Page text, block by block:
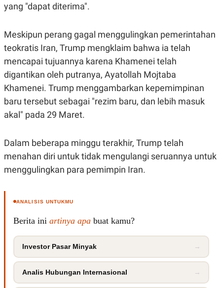
yang "dapat diterima".
Meskipun perang gagal menggulingkan pemerintahan
teokratis Iran, Trump mengklaim bahwa ia telah
mencapai tujuannya karena Khamenei telah
digantikan oleh putranya, Ayatollah Mojtaba
Khamenei. Trump menggambarkan kepemimpinan
baru tersebut sebagai "rezim baru, dan lebih masuk
akal" pada 29 Maret.
Dalam beberapa minggu terakhir, Trump telah
menahan diri untuk tidak mengulangi seruannya untuk
menggulingkan para pemimpin Iran.
ANALISIS UNTUKMU
Berita ini artinya apa buat kamu?
Investor Pasar Minyak →
Analis Hubungan Internasional →